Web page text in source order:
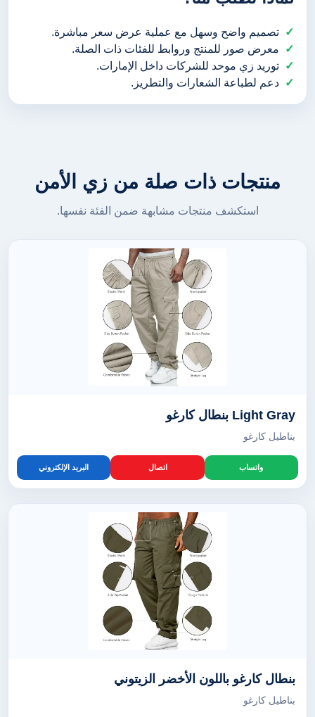
تصميم واضح وسهل مع عملية عرض سعر مباشرة.
معرض صور للمنتج وروابط للفئات ذات الصلة.
توريد زي موحد للشركات داخل الإمارات.
دعم لطباعة الشعارات والتطريز.
منتجات ذات صلة من زي الأمن
استكشف منتجات مشابهة ضمن الفئة نفسها.
Light Gray بنطال كارغو
بناطيل كارغو
واتساب اتصال البريد الإلكتروني
بنطال كارغو باللون الأخضر الزيتوني
بناطيل كارغو